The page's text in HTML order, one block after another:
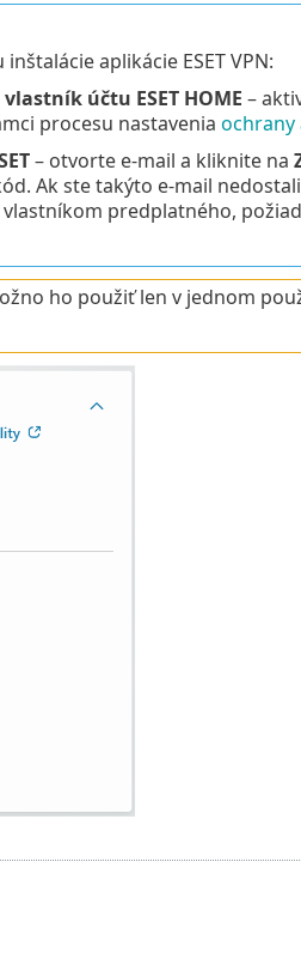
aplikácie ESET VPN:
účtu ESET HOME –
procesu nastavenia ochrany
– otvorte e‑mail a kliknite na
Ak ste takýto e‑mail
vlastníkom predplatného,
ho použiť len v jednom